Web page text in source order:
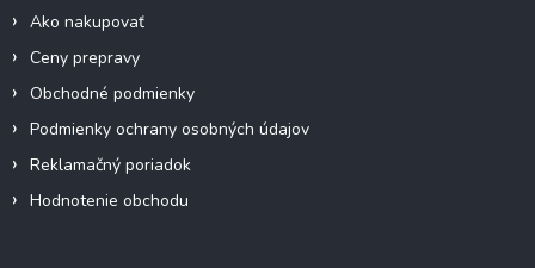
Ako nakupovať
Ceny prepravy
Obchodné podmienky
Podmienky ochrany osobných údajov
Reklamačný poriadok
Hodnotenie obchodu